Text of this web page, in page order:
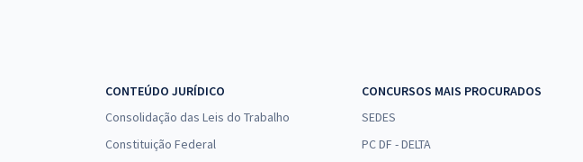
CONTEÚDO JURÍDICO
Consolidação das Leis do Trabalho
Constituição Federal
CONCURSOS MAIS PROCURADOS
SEDES
PC DF - DELTA